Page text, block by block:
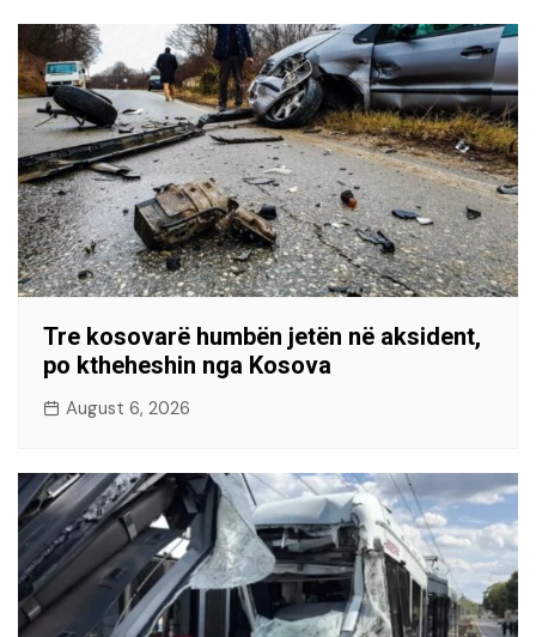
Tre kosovarë humbën jetën në aksident,
po ktheheshin nga Kosova
August 6, 2026